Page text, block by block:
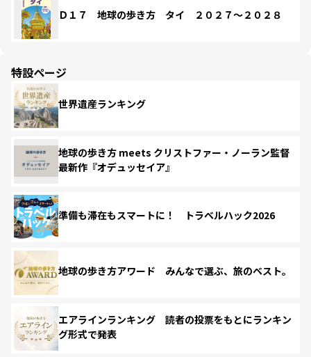
Ｄ１７ 地球の歩き方 タイ ２０２７～２０２８
特設ページ
世界遺産ランキング
地球の歩き方 meets クリストファー・ノーラン監督
最新作『オデュッセイア』
準備も滞在もスマートに！ トラベルハック2026
地球の歩き方アワード みんなで選ぶ、旅のベスト。
エアラインランキング 読者の投票をもとにランキン
グ形式で発表